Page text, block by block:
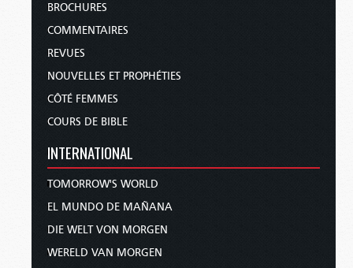
BROCHURES
COMMENTAIRES
REVUES
NOUVELLES ET PROPHÉTIES
CÔTÉ FEMMES
COURS DE BIBLE
INTERNATIONAL
TOMORROW'S WORLD
EL MUNDO DE MAÑANA
DIE WELT VON MORGEN
WERELD VAN MORGEN